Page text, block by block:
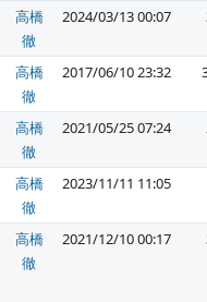
高橋
徹
2024/03/13 00:07
高橋
徹
2017/06/10 23:32
高橋
徹
2021/05/25 07:24
高橋
徹
2023/11/11 11:05
高橋
徹
2021/12/10 00:17